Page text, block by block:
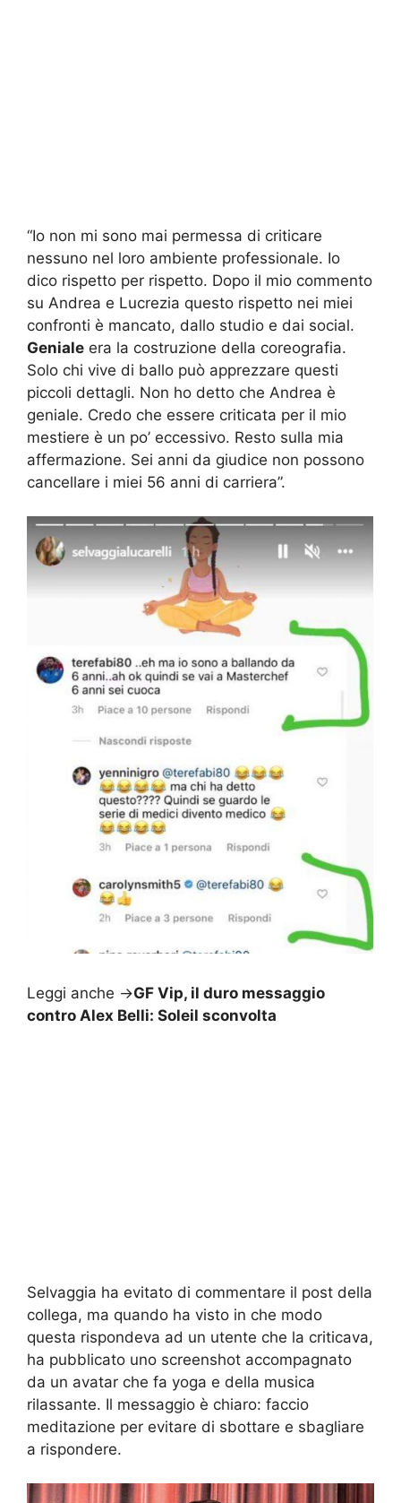
“Io non mi sono mai permessa di criticare
nessuno nel loro ambiente professionale. Io
dico rispetto per rispetto. Dopo il mio commento
su Andrea e Lucrezia questo rispetto nei miei
confronti è mancato, dallo studio e dai social.
Geniale era la costruzione della coreografia.
Solo chi vive di ballo può apprezzare questi
piccoli dettagli. Non ho detto che Andrea è
geniale. Credo che essere criticata per il mio
mestiere è un po’ eccessivo. Resto sulla mia
affermazione. Sei anni da giudice non possono
cancellare i miei 56 anni di carriera”.
Leggi anche ->GF Vip, il duro messaggio
contro Alex Belli: Soleil sconvolta
Selvaggia ha evitato di commentare il post della
collega, ma quando ha visto in che modo
questa rispondeva ad un utente che la criticava,
ha pubblicato uno screenshot accompagnato
da un avatar che fa yoga e della musica
rilassante. Il messaggio è chiaro: faccio
meditazione per evitare di sbottare e sbagliare
a rispondere.